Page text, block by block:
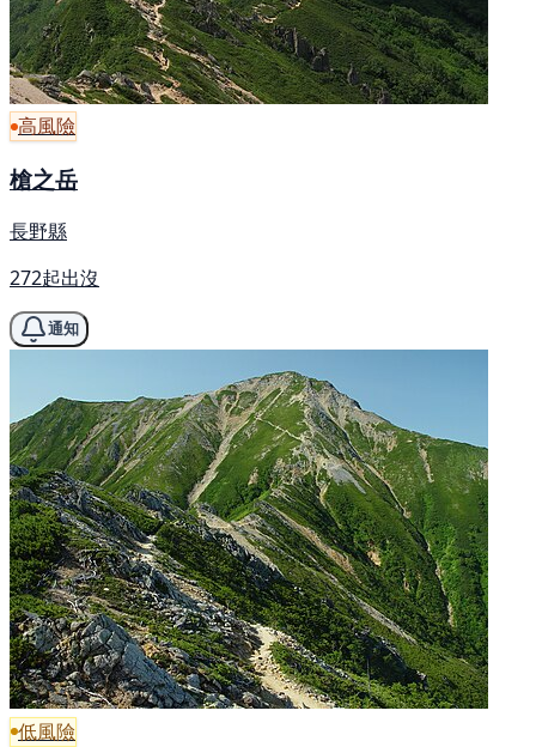
高風險
槍之岳
長野縣
272起出沒
通知
低風險